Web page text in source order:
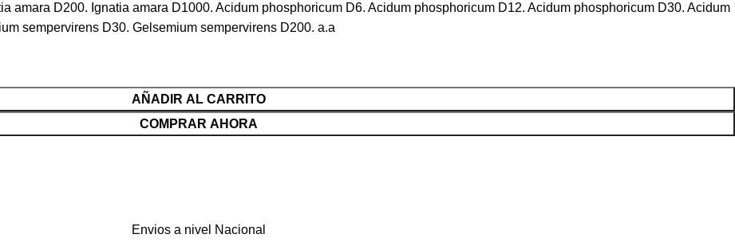
amara D200. Ignatia amara D1000. Acidum phosphoricum D6. Acidum phosphoricum D12. Acidum phosphoricum D30. Acidum
sempervirens D30. Gelsemium sempervirens D200. a.a
AÑADIR AL CARRITO
COMPRAR AHORA
Envios a nivel Nacional